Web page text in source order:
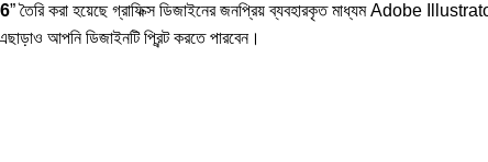
” তৈরি করা হয়েছে গ্রাফিক্স ডিজাইনের জনপ্রিয় ব্যবহারকৃত মাধ্যম Adobe
আপনি ডিজাইনটি প্রিন্ট করতে পারবেন।